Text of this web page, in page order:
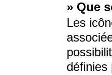
» Que
Les
définies